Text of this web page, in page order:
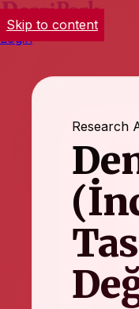
Login
Research
Skip to content